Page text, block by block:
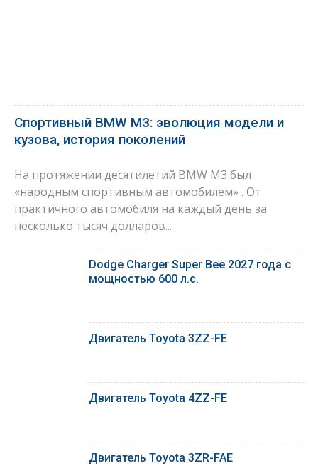
Спортивный BMW M3: эволюция модели и
кузова, история поколений
На протяжении десятилетий BMW M3 был
«народным спортивным автомобилем» . От
практичного автомобиля на каждый день за
несколько тысяч долларов...
Dodge Charger Super Bee 2027 года с
мощностью 600 л.с.
Двигатель Toyota 3ZZ-FE
Двигатель Toyota 4ZZ-FE
Двигатель Toyota 3ZR-FAE